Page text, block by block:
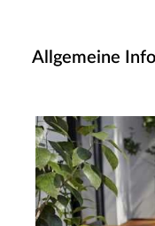
Allgemeine